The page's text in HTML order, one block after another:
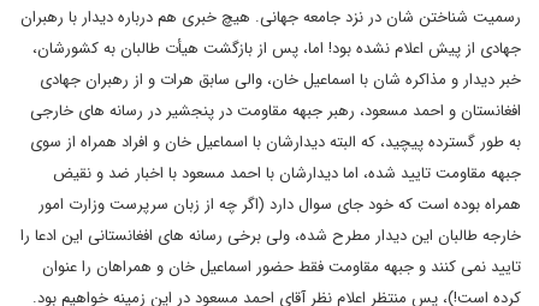
رسمیت شناختن شان در نزد جامعه جهانی. هیچ خبری هم درباره دیدار با رهبران
جهادی از پیش اعلام نشده بود! اما، پس از بازگشت هیأت طالبان به کشورشان،
خبر دیدار و مذاکره شان با اسماعیل خان، والی سابق هرات و از رهبران جهادی
افغانستان و احمد مسعود، رهبر جبهه مقاومت در پنجشیر در رسانه های خارجی
به طور گسترده پیچید، که البته دیدارشان با اسماعیل خان و افراد همراه از سوی
جبهه مقاومت تایید شده، اما دیدارشان با احمد مسعود با اخبار ضد و نقیض
همراه بوده است که خود جای سوال دارد (اگر چه از زبان سرپرست وزارت امور
خارجه طالبان این دیدار مطرح شده، ولی برخی رسانه های افغانستانی این ادعا را
تایید نمی کنند و جبهه مقاومت فقط حضور اسماعیل خان و همراهان را عنوان
کرده است!)، پس منتظر اعلام نظر آقای احمد مسعود در این زمینه خواهیم بود.